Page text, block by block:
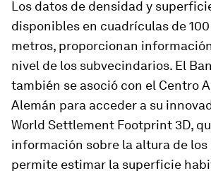
Los datos de densidad y
disponibles en cuadrículas de
metros, proporcionan
nivel de los subvecindarios. El
también se asoció con el Centro
Alemán para acceder a su
World Settlement Footprint 3D,
información sobre la altura de
permite estimar la superficie